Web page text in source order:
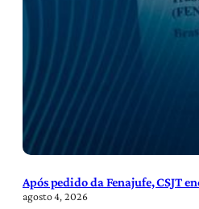
Após pedido da Fenajufe, CSJT
agosto 4, 2026